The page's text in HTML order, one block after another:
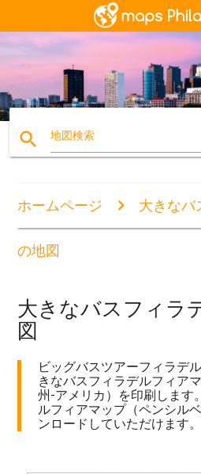
search 地図検索
ホームページ 大きなバ
の地図
大きなバスフィラ
図
ビッグバスツアーフィラデ
きなバスフィラデルフィア
州-アメリカ）を印刷します
ルフィアマップ（ペンシル
ンロードしていただけます。